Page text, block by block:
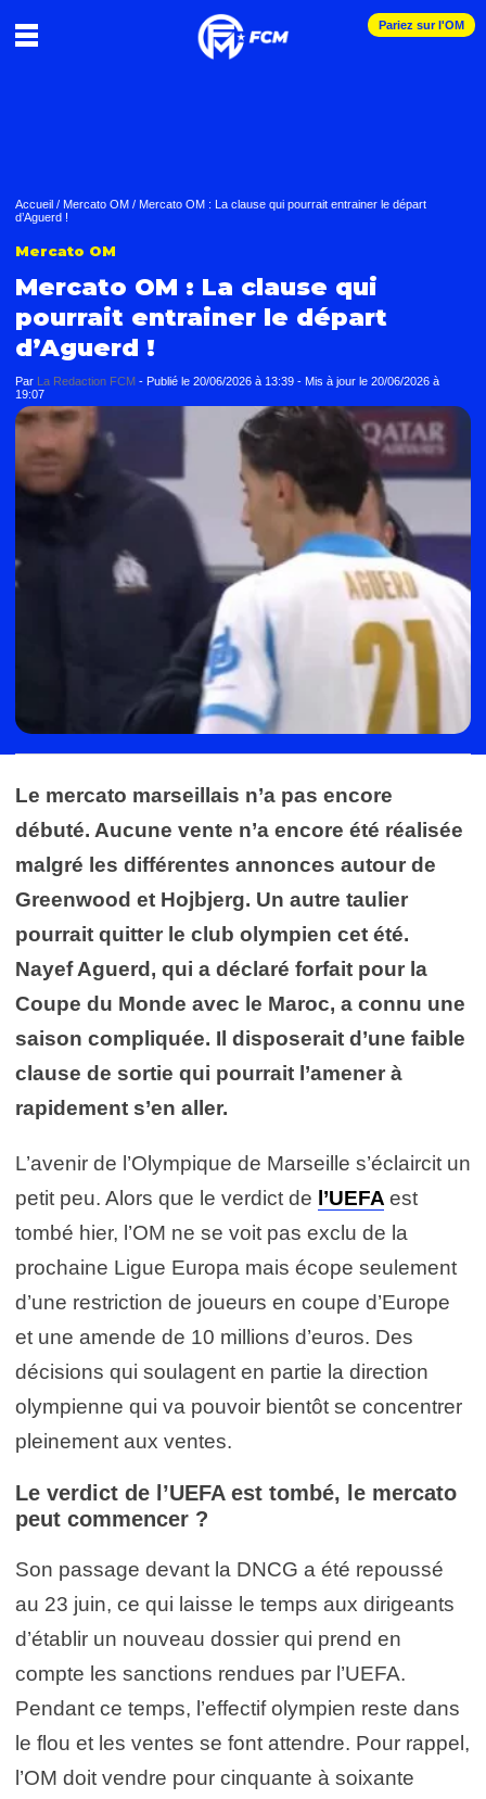
Pariez sur l'OM
Accueil / Mercato OM / Mercato OM : La clause qui pourrait entrainer le départ
d’Aguerd !
Mercato OM
Mercato OM : La clause qui
pourrait entrainer le départ
d’Aguerd !
Par La Redaction FCM - Publié le 20/06/2026 à 13:39 - Mis à jour le 20/06/2026 à
19:07
Le mercato marseillais n’a pas encore
débuté. Aucune vente n’a encore été réalisée
malgré les différentes annonces autour de
Greenwood et Hojbjerg. Un autre taulier
pourrait quitter le club olympien cet été.
Nayef Aguerd, qui a déclaré forfait pour la
Coupe du Monde avec le Maroc, a connu une
saison compliquée. Il disposerait d’une faible
clause de sortie qui pourrait l’amener à
rapidement s’en aller.
L’avenir de l’Olympique de Marseille s’éclaircit un
petit peu. Alors que le verdict de l’UEFA est
tombé hier, l’OM ne se voit pas exclu de la
prochaine Ligue Europa mais écope seulement
d’une restriction de joueurs en coupe d’Europe
et une amende de 10 millions d’euros. Des
décisions qui soulagent en partie la direction
olympienne qui va pouvoir bientôt se concentrer
pleinement aux ventes.
Le verdict de l’UEFA est tombé, le mercato
peut commencer ?
Son passage devant la DNCG a été repoussé
au 23 juin, ce qui laisse le temps aux dirigeants
d’établir un nouveau dossier qui prend en
compte les sanctions rendues par l’UEFA.
Pendant ce temps, l’effectif olympien reste dans
le flou et les ventes se font attendre. Pour rappel,
l’OM doit vendre pour cinquante à soixante